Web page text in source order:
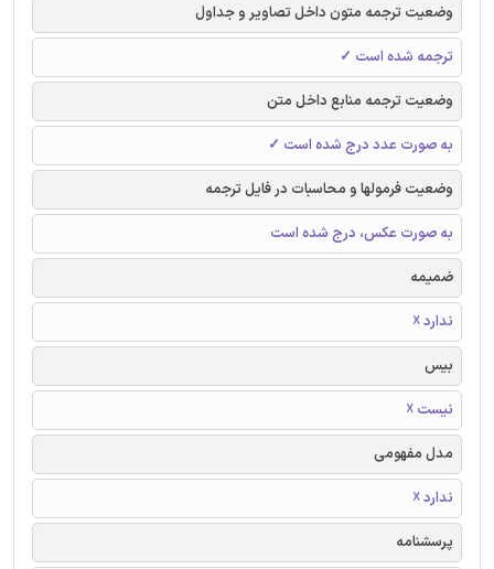
وضعیت ترجمه متون داخل تصاویر و جداول
ترجمه شده است ✓
وضعیت ترجمه منابع داخل متن
به صورت عدد درج شده است ✓
وضعیت فرمولها و محاسبات در فایل ترجمه
به صورت عکس، درج شده است
ضمیمه
ندارد ☓
بیس
نیست ☓
مدل مفهومی
ندارد ☓
پرسشنامه